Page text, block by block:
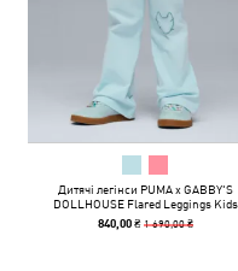
Дитячі легінси PUMA x GABBY'S
DOLLHOUSE Flared Leggings Kids
840,00 ₴ 1 690,00 ₴